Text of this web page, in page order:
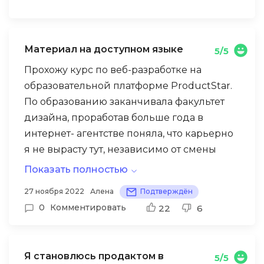
Материал на доступном языке
5/5
Прохожу курс по веб-разработке на
образовательной платформе ProductStar.
По образованию заканчивала факультет
дизайна, проработав больше года в
интернет- агентстве поняла, что карьерно
я не вырасту тут, независимо от смены
работы и компании. Долго не могла
двигаться, но задумалась о том, чтоб
перейти в разработчики. База у меня была
У ProductStar была хорошая цена на курс
и программа курса мне очень
поэтому в своем выборе я не сомневалась.
Показать полностью
27 ноября 2022 Алена Подтверждён
0 Комментировать 22 6
Я становлюсь продактом в
5/5